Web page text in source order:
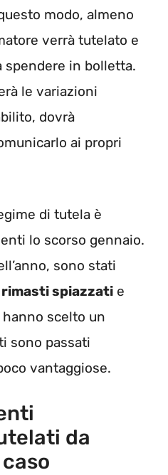
modo, almeno
verrà tutelato e
spendere in bolletta.
le variazioni
dovrà
ai propri
di tutela è
lo scorso gennaio.
sono stati
spiazzati e
scelto un
sono passati
vantaggiose.
da